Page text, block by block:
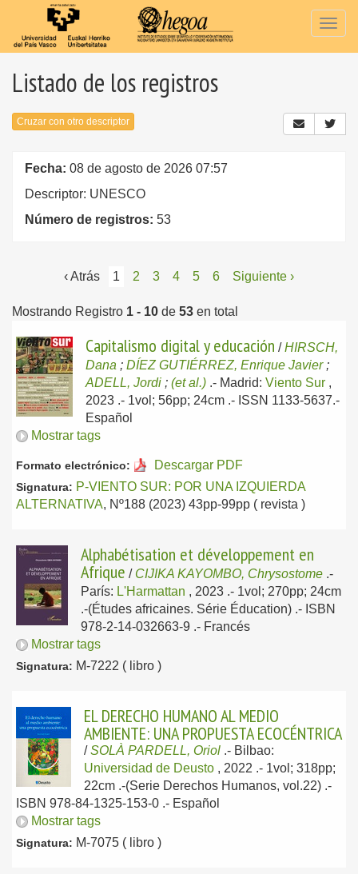
Listado de los registros
Cruzar con otro descriptor
Fecha: 08 de agosto de 2026 07:57
Descriptor: UNESCO
Número de registros: 53
‹ Atrás 1 2 3 4 5 6 Siguiente ›
Mostrando Registro 1 - 10 de 53 en total
Capitalismo digital y educación /HIRSCH,
Dana ; DÍEZ GUTIÉRREZ, Enrique Javier;
ADELL, Jordi ; (et al.) .- Madrid: Viento Sur ,
2023 .- 1vol; 56pp; 24cm .- ISSN 1133-5637.-
Español
Mostrar tags
Formato electrónico: Descargar PDF
Signatura: P-VIENTO SUR: POR UNA IZQUIERDA
ALTERNATIVA, Nº188 (2023) 43pp-99pp ( revista )
Alphabétisation et développement en
Afrique / CIJIKA KAYOMBO, Chrysostome .-
París: L'Harmattan , 2023 .- 1vol; 270pp; 24cm
.-(Études africaines. Série Éducation) .- ISBN
978-2-14-032663-9 .- Francés
Mostrar tags
Signatura: M-7222 ( libro )
EL DERECHO HUMANO AL MEDIO
AMBIENTE: UNA PROPUESTA ECOCÉNTRICA
/SOLÀ PARDELL, Oriol .- Bilbao:
Universidad de Deusto , 2022 .- 1vol; 318pp;
22cm .-(Serie Derechos Humanos, vol.22) .-
ISBN 978-84-1325-153-0 .- Español
Mostrar tags
Signatura: M-7075 ( libro )